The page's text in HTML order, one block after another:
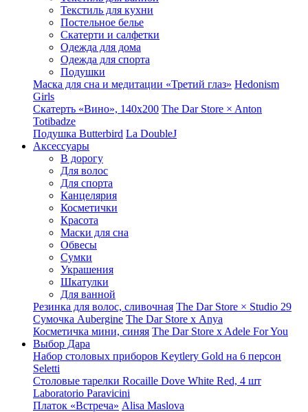
Текстиль для кухни
Постельное белье
Скатерти и салфетки
Одежда для дома
Одежда для спорта
Подушки
Маска для сна и медитации «Третий глаз» Hedonism
Girls
Скатерть «Вино», 140х200 The Dar Store × Anton
Totibadze
Подушка Butterbird La DoubleJ
Аксессуары
В дорогу
Для волос
Для спорта
Канцелярия
Косметички
Красота
Маски для сна
Обвесы
Сумки
Украшения
Шкатулки
Для ванной
Резинка для волос, сливочная The Dar Store × Studio 29
Сумочка Aubergine The Dar Store x Anya
Косметичка мини, синяя The Dar Store x Adele For You
Выбор Дара
Набор столовых приборов Keytlery Gold на 6 персон
Seletti
Столовые тарелки Rocaille Dove White Red, 4 шт
Laboratorio Paravicini
Платок «Встреча» Alisa Maslova